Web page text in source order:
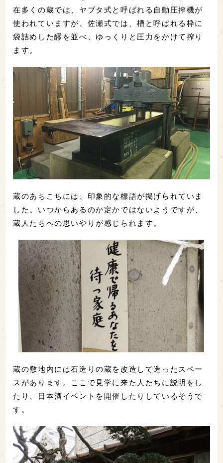
在多くの蔵では、ヤブタ式と呼ばれる自動圧搾機が
使われていますが、佐瀬式では、槽と呼ばれる枠に
袋詰めした醪を並べ、ゆっくりと圧力をかけて搾り
ます。
蔵のあちこちには、印象的な標語が掲げられていま
した。いつからあるのか定かではないようですが、
蔵人たちへの思いやりが感じられます。
蔵の敷地内には石造りの蔵を改造して造ったスペー
スがあります。ここで見学に来た人たちに説明をし
たり、日本酒イベントを開催したりしているそうで
す。